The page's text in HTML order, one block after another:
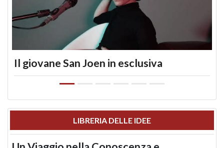
Il giovane San Joen in esclusiva
LIBRERIA DELLE IDEE